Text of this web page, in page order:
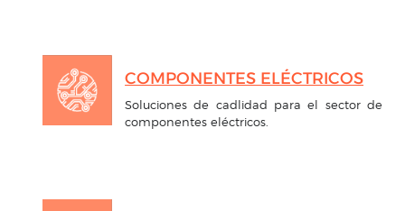
COMPONENTES ELÉCTRICOS
Soluciones de cadlidad para el sector de
componentes eléctricos.